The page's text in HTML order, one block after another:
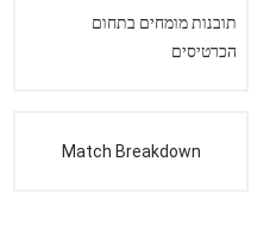
תובנות מומחים בתחום
הכרטיסים
Match Breakdown